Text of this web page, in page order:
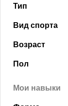
Тип
Вид спорта
Возраст
Пол
Мои навыки